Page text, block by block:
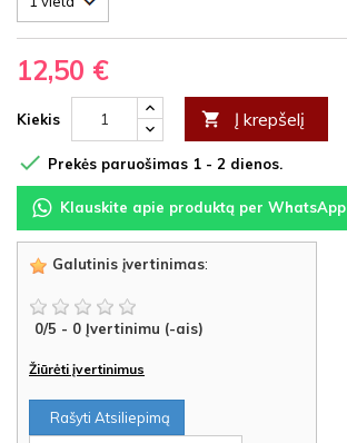
12,50 €
Kiekis  Į krepšelį
 Prekės paruošimas 1 - 2 dienos.
Klauskite apie produktą per WhatsApp
Galutinis įvertinimas:
0/5 - 0 Įvertinimu (-ais)
Žiūrėti įvertinimus
Rašyti Atsiliepimą